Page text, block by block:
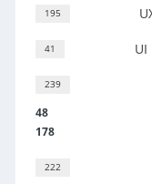
195
41
239
48
178
222